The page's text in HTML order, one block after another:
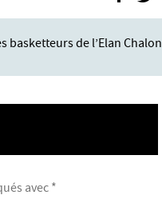
basketteurs de l’Elan Chalon
avec *